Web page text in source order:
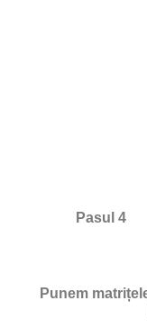
Pasul 4
Punem